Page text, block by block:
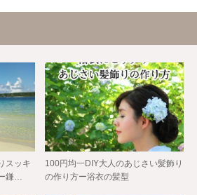
スッキ
鎌…
100円均一DIY大人のあじさい髪飾り
の作り方ー浴衣の髪型